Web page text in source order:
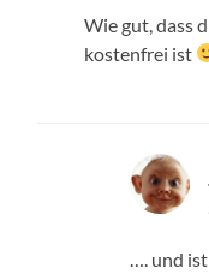
Wie gut, dass
kostenfrei ist
…. und